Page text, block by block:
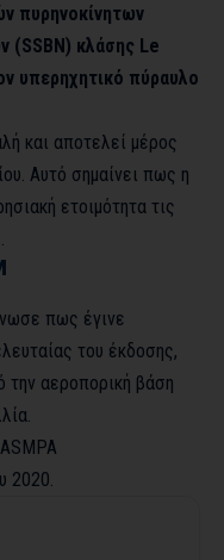
πυρηνοκίνητων
(SSBN) κλάσης Le
υπερηχητικό πύραυλο
και αποτελεί μέρος
Αυτό σημαίνει πως η
ετοιμότητα τις
πως έγινε
του έκδοσης,
αεροπορική βάση
2020.